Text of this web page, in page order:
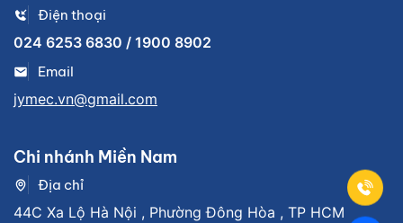
Điện thoại
024 6253 6830 / 1900 8902
Email
jymec.vn@gmail.com
Chi nhánh Miền Nam
Địa chỉ
44C Xa Lộ Hà Nội , Phường Đông Hòa , TP HCM